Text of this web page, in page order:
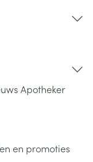
Apotheker
en promoties